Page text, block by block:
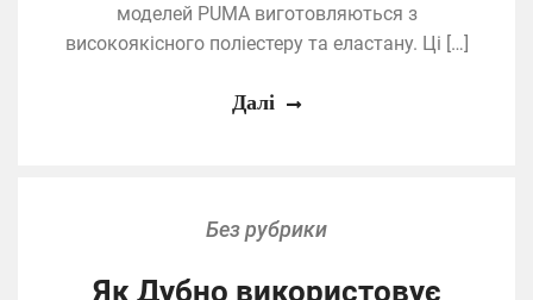
моделей PUMA виготовляються з
високоякісного поліестеру та еластану. Ці […]
Далі
Без рубрики
Як Дубно використовує